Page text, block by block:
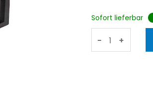
Sofort lieferbar
- +